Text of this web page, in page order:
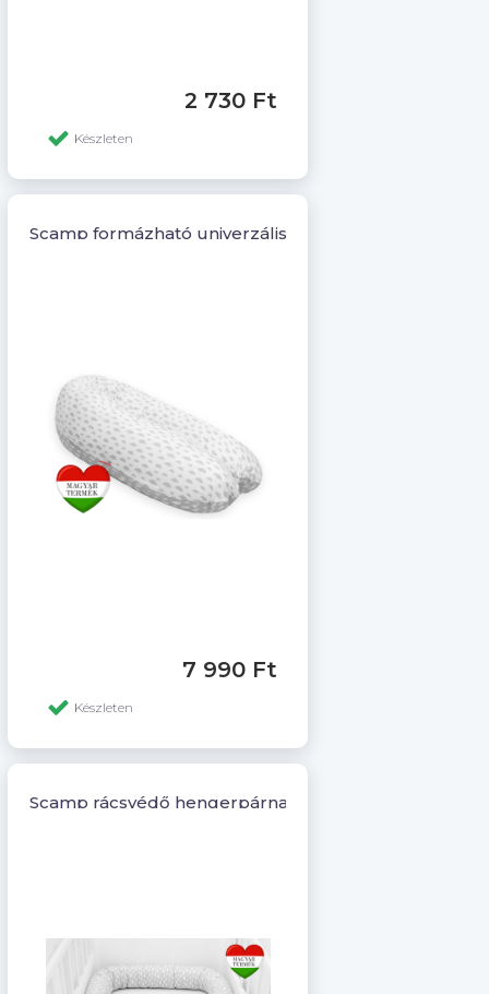
2 730 Ft
Készleten
Scamp formázható univerzális szoptatós párna
7 990 Ft
Készleten
Scamp rácsvédő hengerpárna /LittleClouds